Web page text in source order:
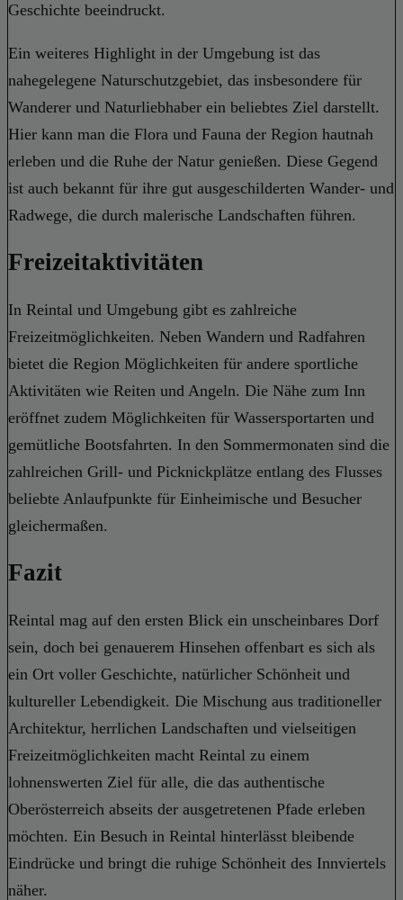
Geschichte beeindruckt.
Ein weiteres Highlight in der Umgebung ist das
nahegelegene Naturschutzgebiet, das insbesondere für
Wanderer und Naturliebhaber ein beliebtes Ziel darstellt.
Hier kann man die Flora und Fauna der Region hautnah
erleben und die Ruhe der Natur genießen. Diese Gegend
ist auch bekannt für ihre gut ausgeschilderten Wander- und
Radwege, die durch malerische Landschaften führen.
Freizeitaktivitäten
In Reintal und Umgebung gibt es zahlreiche
Freizeitmöglichkeiten. Neben Wandern und Radfahren
bietet die Region Möglichkeiten für andere sportliche
Aktivitäten wie Reiten und Angeln. Die Nähe zum Inn
eröffnet zudem Möglichkeiten für Wassersportarten und
gemütliche Bootsfahrten. In den Sommermonaten sind die
zahlreichen Grill- und Picknickplätze entlang des Flusses
beliebte Anlaufpunkte für Einheimische und Besucher
gleichermaßen.
Fazit
Reintal mag auf den ersten Blick ein unscheinbares Dorf
sein, doch bei genauerem Hinsehen offenbart es sich als
ein Ort voller Geschichte, natürlicher Schönheit und
kultureller Lebendigkeit. Die Mischung aus traditioneller
Architektur, herrlichen Landschaften und vielseitigen
Freizeitmöglichkeiten macht Reintal zu einem
lohnenswerten Ziel für alle, die das authentische
Oberösterreich abseits der ausgetretenen Pfade erleben
möchten. Ein Besuch in Reintal hinterlässt bleibende
Eindrücke und bringt die ruhige Schönheit des Innviertels
näher.